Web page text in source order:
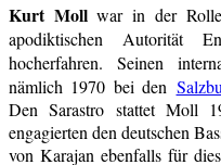
Kurt Mollwar in der
apodiktischen Autorität
hocherfahren.
Seinen
nämlich 1970 bei den
Den Sarastro stattet Moll
engagierten den deutschen
von Karajan ebenfalls für